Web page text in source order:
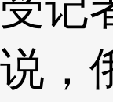
说，